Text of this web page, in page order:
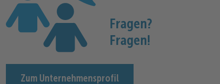
Fragen?
Fragen!
Zum Unternehmensprofil